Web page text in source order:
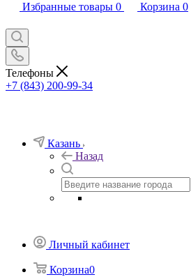
Избранные товары 0 Корзина 0
Телефоны
+7 (843) 200-99-34
Казань
Назад
Личный кабинет
Корзина0